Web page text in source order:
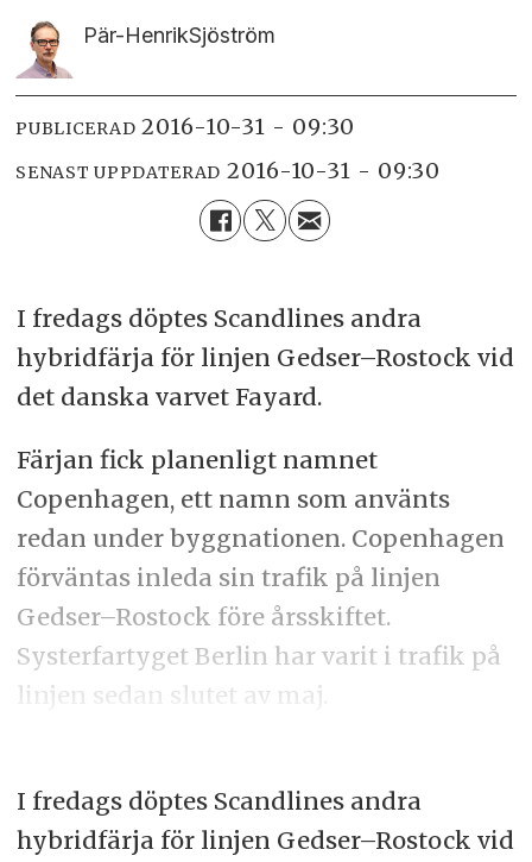
Pär-HenrikSjöström
PUBLICERAD 2016-10-31 - 09:30
SENAST UPPDATERAD 2016-10-31 - 09:30
I fredags döptes Scandlines andra
hybridfärja för linjen Gedser–Rostock vid
det danska varvet Fayard.
Färjan fick planenligt namnet
Copenhagen, ett namn som använts
redan under byggnationen. Copenhagen
förväntas inleda sin trafik på linjen
Gedser–Rostock före årsskiftet.
Systerfartyget Berlin har varit i trafik på
linjen sedan slutet av maj.
I fredags döptes Scandlines andra
hybridfärja för linjen Gedser–Rostock vid